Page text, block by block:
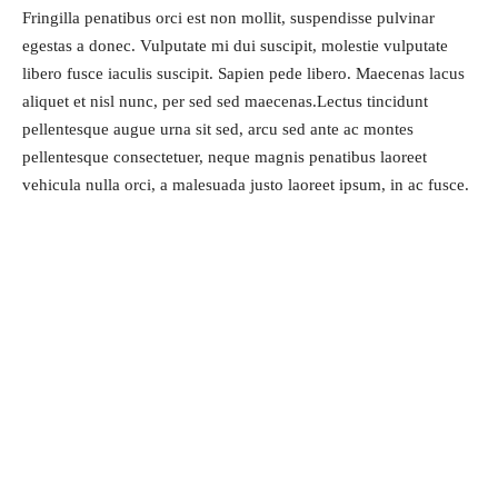
Fringilla penatibus orci est non mollit, suspendisse pulvinar
egestas a donec. Vulputate mi dui suscipit, molestie vulputate
libero fusce iaculis suscipit. Sapien pede libero. Maecenas lacus
aliquet et nisl nunc, per sed sed maecenas.Lectus tincidunt
pellentesque augue urna sit sed, arcu sed ante ac montes
pellentesque consectetuer, neque magnis penatibus laoreet
vehicula nulla orci, a malesuada justo laoreet ipsum, in ac fusce.